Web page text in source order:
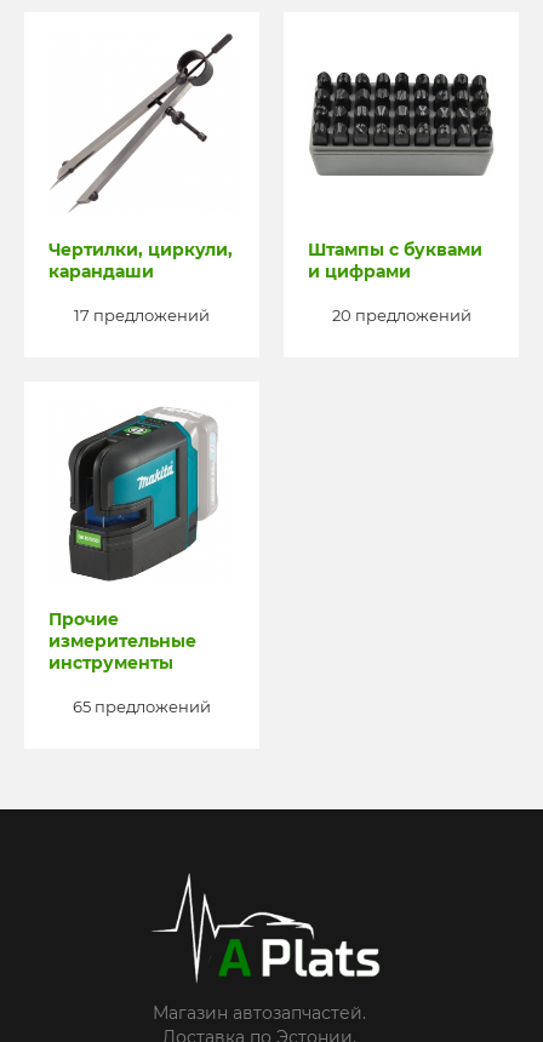
Чертилки, циркули,
карандаши
17 предложений
Штампы с буквами
и цифрами
20 предложений
Прочие
измерительные
инструменты
65 предложений
Магазин автозапчастей.
Доставка по Эстонии.